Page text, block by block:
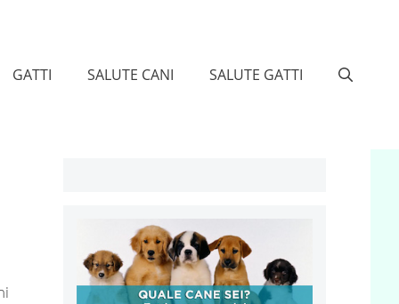
GATTI SALUTE CANI SALUTE GATTI